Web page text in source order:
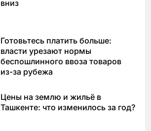
вниз
Готовьтесь платить больше:
власти урезают нормы
беспошлинного ввоза товаров
из-за рубежа
Цены на землю и жильё в
Ташкенте: что изменилось за год?